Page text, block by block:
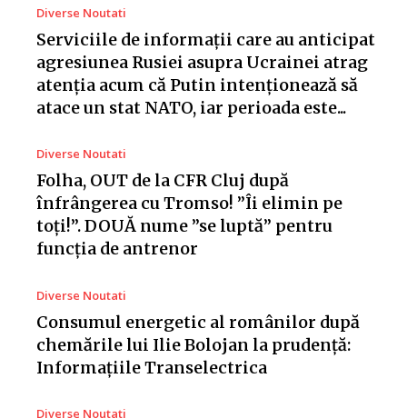
Diverse Noutati
Serviciile de informații care au anticipat
agresiunea Rusiei asupra Ucrainei atrag
atenția acum că Putin intenționează să
atace un stat NATO, iar perioada este...
Diverse Noutati
Folha, OUT de la CFR Cluj după
înfrângerea cu Tromso! ”Îi elimin pe
toți!”. DOUĂ nume ”se luptă” pentru
funcția de antrenor
Diverse Noutati
Consumul energetic al românilor după
chemările lui Ilie Bolojan la prudență:
Informațiile Transelectrica
Diverse Noutati